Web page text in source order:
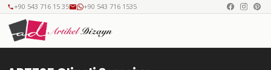
+90 543 716 15 35 +90 543 716 1535